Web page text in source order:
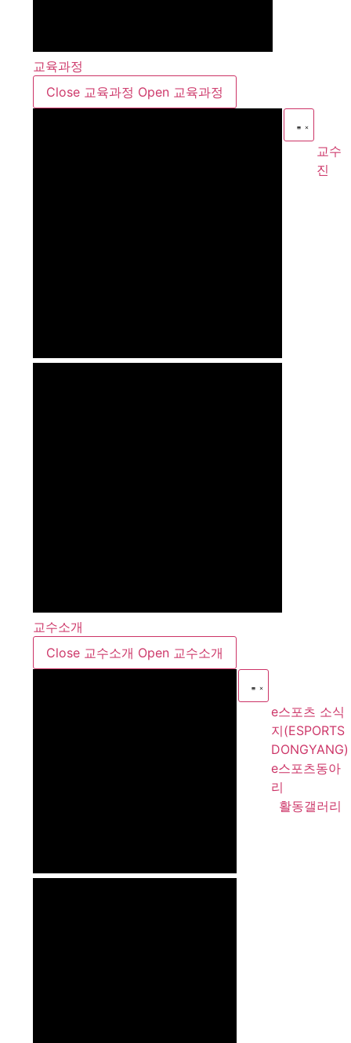
교육과정
Close 교육과정 Open 교육과정
교수소개
Close 교수소개 Open 교수소개
교수
진
e스포츠 소식
지(ESPORTS
DONGYANG)
e스포츠동아
리
활동갤러리